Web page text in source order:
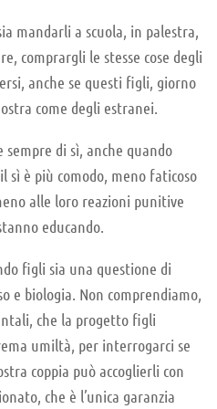
mandarli a scuola, in palestra,
comprargli le stesse cose degli
anche se questi figli, giorno
come degli estranei.
sempre di sì, anche quando
sì è più comodo, meno faticoso
alle loro reazioni punitive
educando.
figli sia una questione di
e biologia. Non comprendiamo,
che la progetto figli
umiltà, per interrogarci se
coppia può accoglierli con
che è l’unica garanzia